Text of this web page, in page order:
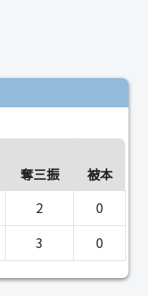
奪三振 被本
2 0
3 0